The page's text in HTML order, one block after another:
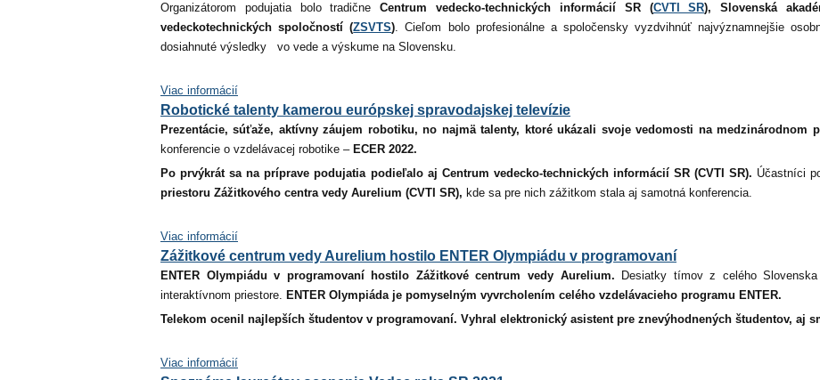
Organizátorom podujatia bolo tradičneCentrum vedecko-technických informácií SR (CVTI SR), Slovenská
vedeckotechnických spoločností (ZSVTS). Cieľom bolo profesionálne a spoločensky vyzdvihnúť najvýznamnejšie
dosiahnuté výsledky vo vede a výskume na Slovensku.
Viac informácií
Robotické talenty kamerou európskej spravodajskej televízie
Prezentácie, súťaže, aktívny záujem robotiku, no najmä talenty, ktoré ukázali svoje vedomosti na medzinárodnom
konferencie o vzdelávacej robotike – ECER 2022.
Po prvýkrát sa na príprave podujatia podieľalo aj Centrum vedecko-technických informácií SR (CVTI SR). Účastníci
priestoru Zážitkového centra vedy Aurelium (CVTI SR), kde sa pre nich zážitkom stala aj samotná konferencia.
Viac informácií
Zážitkové centrum vedy Aurelium hostilo ENTER Olympiádu v programovaní
ENTER Olympiádu v programovaní hostilo Zážitkové centrum vedy Aurelium.
Desiatky tímov z celého
interaktívnom priestore. ENTER Olympiáda je pomyselným vyvrcholením celého vzdelávacieho programu ENTER.
Telekom ocenil najlepších študentov v programovaní. Vyhral elektronický asistent pre znevýhodnených študentov, aj
Viac informácií